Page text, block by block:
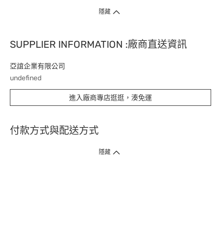
隱藏
SUPPLIER INFORMATION :廠商直送資訊
亞誼企業有限公司
undefined
進入廠商專店逛逛，湊免運
付款方式與配送方式
隱藏